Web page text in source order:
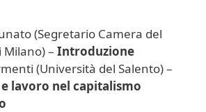
(Segretario Camera del
Milano) – Introduzione
(Università del Salento) –
lavoro nel capitalismo